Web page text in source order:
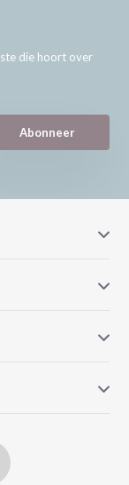
die hoort over
Abonneer